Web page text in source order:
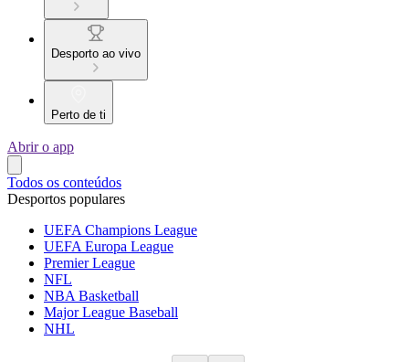
Desporto ao vivo
Perto de ti
Abrir o app
Todos os conteúdos
Desportos populares
UEFA Champions League
UEFA Europa League
Premier League
NFL
NBA Basketball
Major League Baseball
NHL